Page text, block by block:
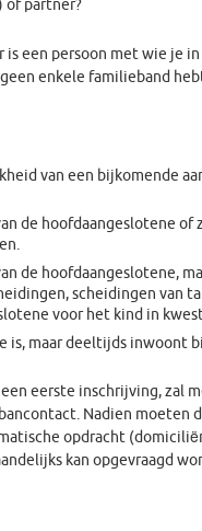
of partner?
is een persoon met wie je
enkele familieband
van een bijkomende
de hoofdaangeslotene
de hoofdaangeslotene,
scheidingen van
voor het kind in
is, maar deeltijds inwoont
eerste inschrijving, zal
Nadien moeten
opdracht
kan opgevraagd